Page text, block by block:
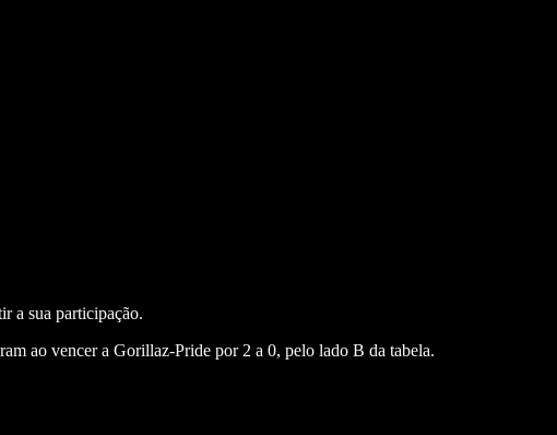
a sua participação.
ao vencer a Gorillaz-Pride por 2 a 0, pelo lado B da tabela.